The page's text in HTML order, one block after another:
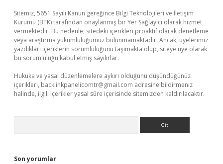
Sitemiz, 5651 Sayılı Kanun gereğince Bilgi Teknolojileri ve İletişim
Kurumu (BTK) tarafından onaylanmış bir Yer Sağlayıcı olarak hizmet
vermektedir. Bu nedenle, sitedeki içerikleri proaktif olarak denetleme
veya araştırma yükümlülüğümüz bulunmamaktadır. Ancak, üyelerimiz
yazdıkları içeriklerin sorumluluğunu taşımakta olup, siteye üye olarak
bu sorumluluğu kabul etmiş sayılırlar.
Hukuka ve yasal düzenlemelere aykırı olduğunu düşündüğünüz
içerikleri, backlinkpanelicomtr@gmail.com adresine bildirmeniz
halinde, ilgili içerikler yasal süre içerisinde sitemizden kaldırılacaktır.
Son yorumlar